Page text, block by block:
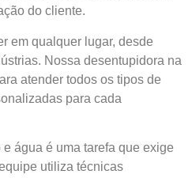
do cliente.
em qualquer lugar, desde
Nossa desentupidora na
atender todos os tipos de
para cada
água é uma tarefa que exige
utiliza técnicas